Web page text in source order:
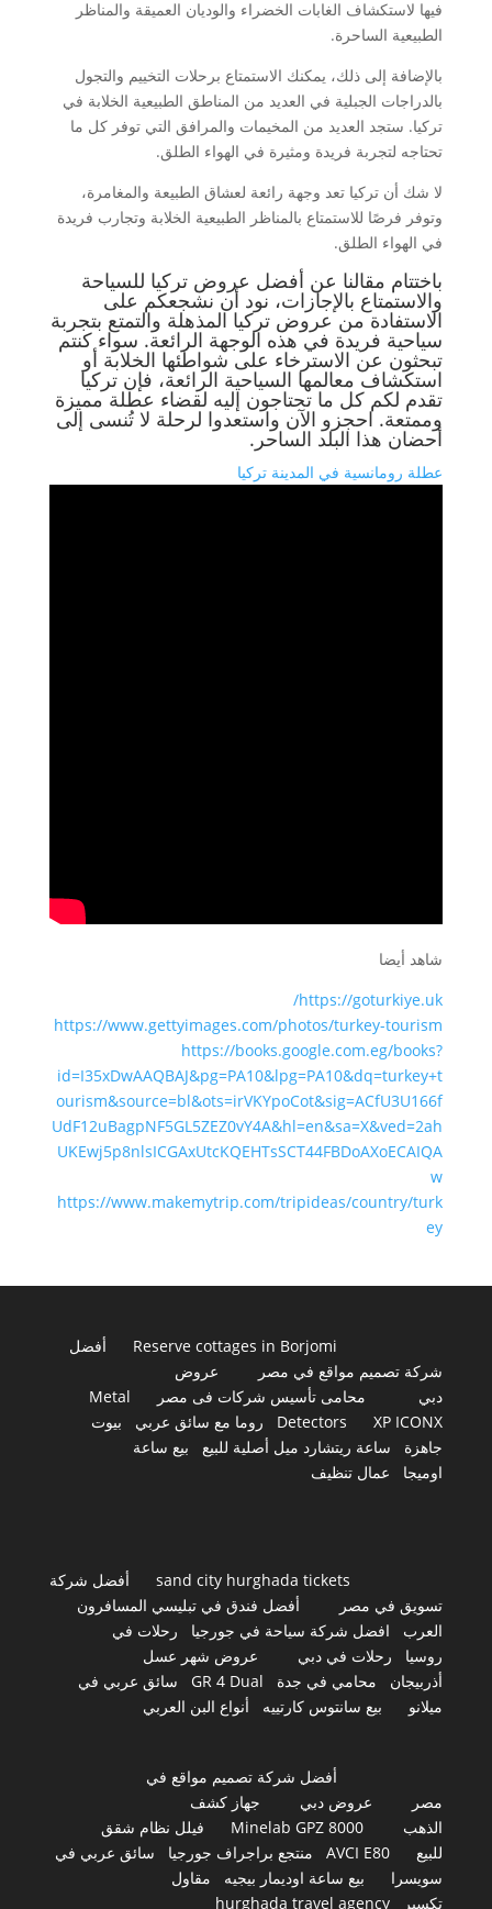
فيها لاستكشاف الغابات الخضراء والوديان العميقة والمناظر
الطبيعية الساحرة.
بالإضافة إلى ذلك، يمكنك الاستمتاع برحلات التخييم والتجول
بالدراجات الجبلية في العديد من المناطق الطبيعية الخلابة في
تركيا. ستجد العديد من المخيمات والمرافق التي توفر كل ما
تحتاجه لتجربة فريدة ومثيرة في الهواء الطلق.
لا شك أن تركيا تعد وجهة رائعة لعشاق الطبيعة والمغامرة،
وتوفر فرصًا للاستمتاع بالمناظر الطبيعية الخلابة وتجارب فريدة
في الهواء الطلق.
باختتام مقالنا عن أفضل عروض تركيا للسياحة
والاستمتاع بالإجازات، نود أن نشجعكم على
الاستفادة من عروض تركيا المذهلة والتمتع بتجربة
سياحية فريدة في هذه الوجهة الرائعة. سواء كنتم
تبحثون عن الاسترخاء على شواطئها الخلابة أو
استكشاف معالمها السياحية الرائعة، فإن تركيا
تقدم لكم كل ما تحتاجون إليه لقضاء عطلة مميزة
وممتعة. احجزو الآن واستعدوا لرحلة لا تُنسى إلى
أحضان هذا البلد الساحر.
عطلة رومانسية في المدينة تركيا
شاهد أيضا
https://goturkiye.uk/
https://www.gettyimages.com/photos/turkey-tourism
https://books.google.com.eg/books?
id=I35xDwAAQBAJ&pg=PA10&lpg=PA10&dq=turkey+t
ourism&source=bl&ots=irVKYpoCot&sig=ACfU3U166f
UdF12uBagpNF5GL5ZEZ0vY4A&hl=en&sa=X&ved=2ah
UKEwj5p8nlsICGAxUtcKQEHTsSCT44FBDoAXoECAIQA
w
https://www.makemytrip.com/tripideas/country/turk
ey
Reserve cottages in Borjomi
أفضل
شركة تصميم مواقع في مصر
عروض
دبي
محامى تأسيس شركات فى مصر
Metal
Detectors
XP ICONX روما مع سائق عربي
بيوت
جاهزة
ساعة ريتشارد ميل أصلية للبيع
بيع ساعة
اوميجا
عمال تنظيف
sand city hurghada tickets
أفضل شركة
تسويق في مصر
أفضل فندق في تبليسي المسافرون
العرب
افضل شركة سياحة في جورجيا
رحلات في
روسيا
رحلات في دبي
عروض شهر عسل
أذربيجان
محامي في جدة GR 4 Dual
سائق عربي في
ميلانو
بيع سانتوس كارتييه أنواع البن العربي
أفضل شركة تصميم مواقع في
مصر
عروض دبي
جهاز كشف
الذهب
Minelab GPZ 8000
فيلل نظام شقق
للبيع
AVCI E80 منتجع براجراف جورجيا
سائق عربي في
سويسرا
بيع ساعة اوديمار بيجيه
مقاول
تكسير
hurghada travel agency